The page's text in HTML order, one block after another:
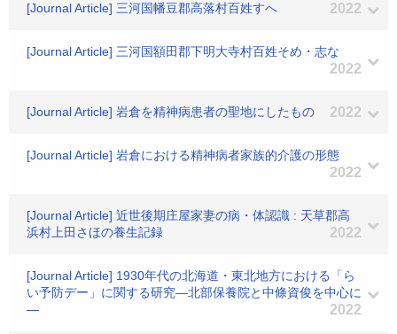
[Journal Article] 三河国幡豆郡高落村百姓すへ 2022
[Journal Article] 三河国額田郡下明大寺村百姓そめ・志な
2022
[Journal Article] 岩倉を精神病患者の聖地にしたもの 2022
[Journal Article] 岩倉における精神病者家族的介護の形態
2022
[Journal Article] 近世後期庄屋家妻の病・体認識 : 天草郡高
浜村上田さほの養生記録
2022
[Journal Article] 1930年代の北海道・東北地方における「ら
い予防デー」に関する研究―北部保養院と中條資俊を中心に
―
2022